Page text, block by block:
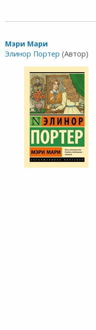
Мэри Мари
Элинор Портер (Автор)